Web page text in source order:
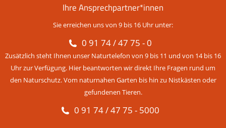
Ihre Ansprechpartner*innen
Sie erreichen uns von 9 bis 16 Uhr unter:
0 91 74 / 47 75 - 0
Zusätzlich steht Ihnen unser Naturtelefon von 9 bis 11 und von 14 bis 16
Uhr zur Verfügung. Hier beantworten wir direkt Ihre Fragen rund um
den Naturschutz. Vom naturnahen Garten bis hin zu Nistkästen oder
gefundenen Tieren.
0 91 74 / 47 75 - 5000